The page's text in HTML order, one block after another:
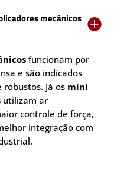
mecânicos 
funcionam por
e são indicados
Já os mini
utilizam ar
controle de força,
integração com